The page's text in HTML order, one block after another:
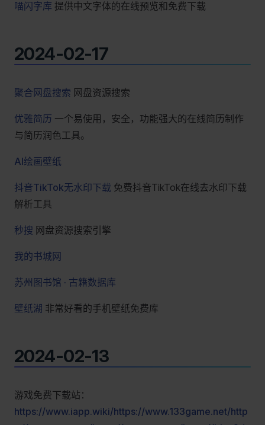
喵闪字库 提供中文字体的在线预览和免费下载
2024-02-17
聚合网盘搜索 网盘资源搜索
优雅简历 一个易使用，安全，功能强大的在线简历制作
与简历润色工具。
AI绘画壁纸
抖音TikTok无水印下载 免费抖音TikTok在线去水印下载
解析工具
秒搜 网盘资源搜索引擎
我的书城网
苏州图书馆 · 古籍数据库
壁纸湖 非常好看的手机壁纸免费库
2024-02-13
游戏免费下载站：
https://www.iapp.wiki/https://www.133game.net/http